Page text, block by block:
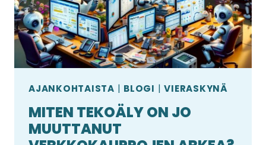
AJANKOHTAISTA | BLOGI |VIERASKYNÄ
MITEN TEKOÄLY ON JO
MUUTTANUT